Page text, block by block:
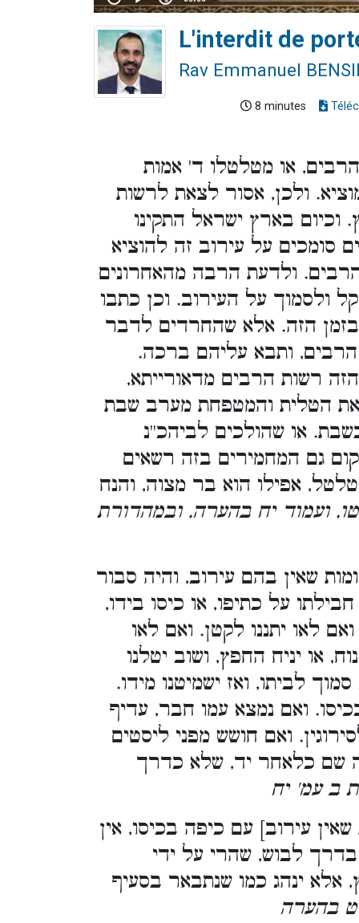
L'interdit de
Rav Emmanuel
8 minutes
או מטלטלו ד' אמות
ולכן, אסור לצאת לרשות
וכיום בארץ ישראל התקינו
סומכים על עירוב זה להוציא
ולדעת הרבה מהאחרונים
ולסמוך על העירוב. וכן כתבו
בזמן הזה. אלא שהחרדים לדבר
ותבא עליהם ברכה.
רשות הרבים מדאורייתא,
את הטלית והמטפחת מערב שבת
או שהולכים לביהכ''נ
גם המחמירים בזה רשאים
אפילו הוא בר מצוה, והנח
ועמוד יח בהערה, ובמהדורת
שאין בהם עירוב, והיה סבור
על כתיפו, או כיסו בידו,
לאו יתננו לקטן. ואם לאו
או יניח החפץ, ושוב יטלנו
לביתו, ואז ישמיטנו מידו.
ואם נמצא עמו חבר, עדיף
ואם חושש מפני ליסטים
שם כלאחר יד, שלא כדרך
ב עמ' יח
עירוב] עם כיפה בכיסו, אין
לבוש, שהרי על ידי
ינהג כמו שנתבאר בסעיף
בהערה